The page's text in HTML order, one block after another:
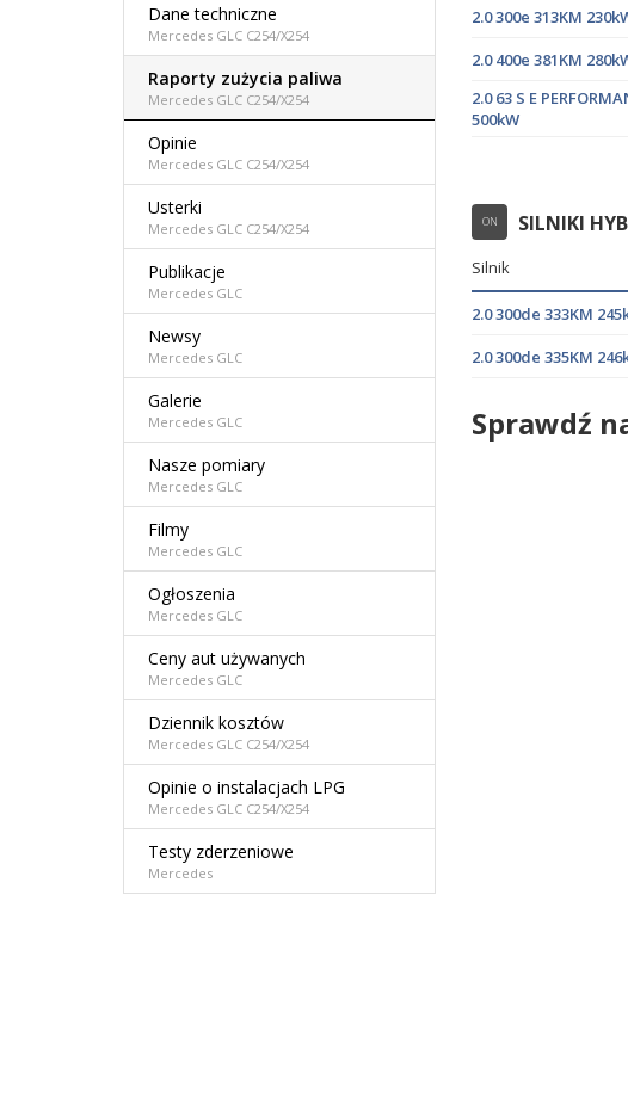
2.0 300e 313KM
2.0 400e 381KM
2.0 63 S E
500kW
ON SILNIKI
Silnik
2.0 300de 333KM
2.0 300de 335KM
Sprawdź
Dane techniczne
Mercedes GLC C254/X254
Raporty zużycia paliwa
Mercedes GLC C254/X254
Opinie
Mercedes GLC C254/X254
Usterki
Mercedes GLC C254/X254
Publikacje
Mercedes GLC
Newsy
Mercedes GLC
Galerie
Mercedes GLC
Nasze pomiary
Mercedes GLC
Filmy
Mercedes GLC
Ogłoszenia
Mercedes GLC
Ceny aut używanych
Mercedes GLC
Dziennik kosztów
Mercedes GLC C254/X254
Opinie o instalacjach LPG
Mercedes GLC C254/X254
Testy zderzeniowe
Mercedes